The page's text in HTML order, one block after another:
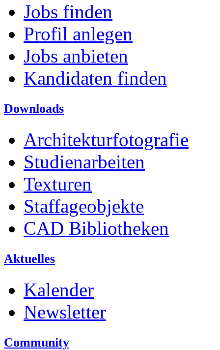
Jobs finden
Profil anlegen
Jobs anbieten
Kandidaten finden
Downloads
Architekturfotografie
Studienarbeiten
Texturen
Staffageobjekte
CAD Bibliotheken
Aktuelles
Kalender
Newsletter
Community